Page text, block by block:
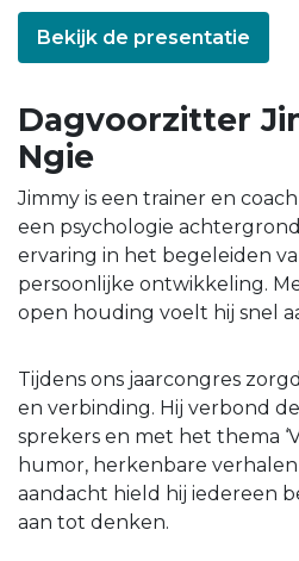
Bekijk de presentatie
Dagvoorzitter
Ngie
Jimmy is een trainer en
een psychologie
ervaring in het begeleiden
persoonlijke ontwikkeling.
open houding voelt hij snel
Tijdens ons jaarcongres
en verbinding. Hij verbond
sprekers en met het thema
humor, herkenbare
aandacht hield hij iedereen
aan tot denken.